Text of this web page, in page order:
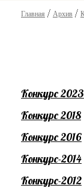
Главная Архив
Конкурс 2023
Конкурс 2018
Конкурс 2016
Конкурс-2014
Конкурс-2012